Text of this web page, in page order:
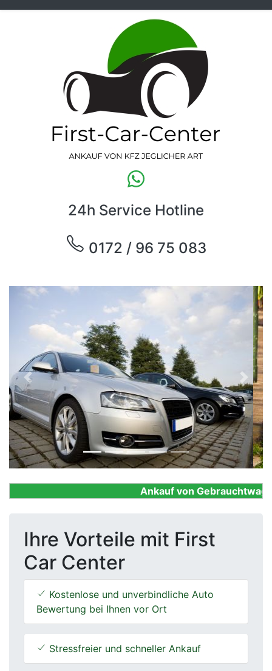
24h Service Hotline
0172 / 96 75 083
Previous Next
Ankauf von
Ihre Vorteile mit First
Car Center
Kostenlose und unverbindliche Auto
Bewertung bei Ihnen vor Ort
Stressfreier und schneller Ankauf